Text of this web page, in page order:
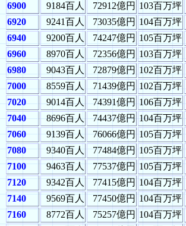
6900
9184百人 72912億円 103百万坪
6920
9241百人 73035億円 104百万坪
6940
9200百人 74247億円 105百万坪
6960
8970百人 72356億円 103百万坪
6980
9043百人 72879億円 102百万坪
7000
8559百人 71439億円 102百万坪
7020
9014百人 74391億円 106百万坪
7040
8696百人 74437億円 104百万坪
7060
9139百人 76066億円 105百万坪
7080
9340百人 77484億円 105百万坪
7100
9463百人 77537億円 105百万坪
7120
9342百人 77415億円 104百万坪
7140
9569百人 77450億円 104百万坪
7160
8772百人 75257億円 104百万坪